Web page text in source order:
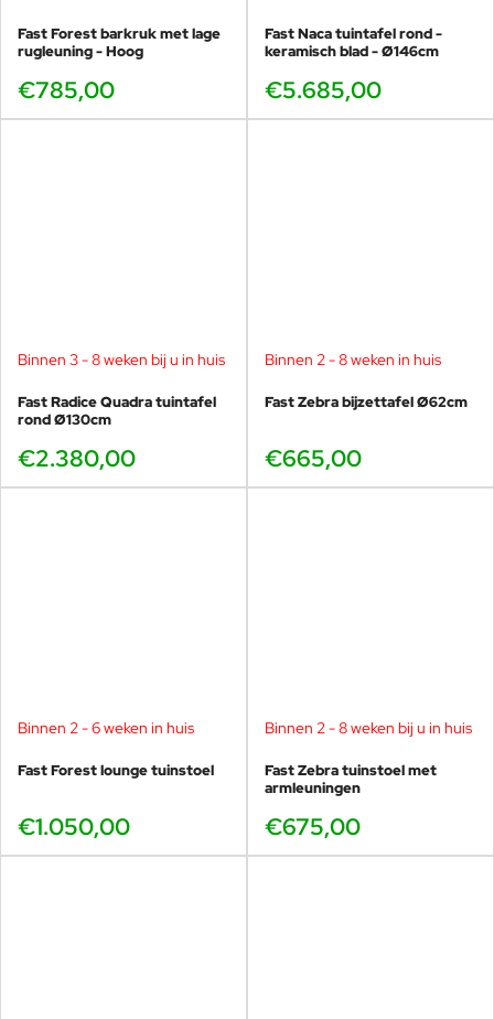
Fast Forest barkruk met lage
rugleuning - Hoog
€785,00
Fast Naca tuintafel rond -
keramisch blad - Ø146cm
€5.685,00
Binnen 3 - 8 weken bij u in huis
Fast Radice Quadra tuintafel
rond Ø130cm
€2.380,00
Binnen 2 - 8 weken in huis
Fast Zebra bijzettafel Ø62cm
€665,00
Binnen 2 - 6 weken in huis
Fast Forest lounge tuinstoel
€1.050,00
Binnen 2 - 8 weken bij u in huis
Fast Zebra tuinstoel met
armleuningen
€675,00